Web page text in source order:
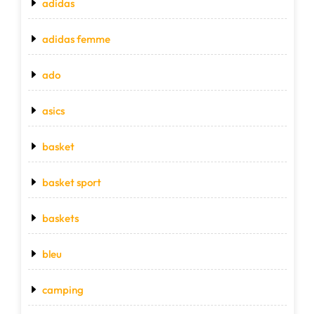
adidas
adidas femme
ado
asics
basket
basket sport
baskets
bleu
camping